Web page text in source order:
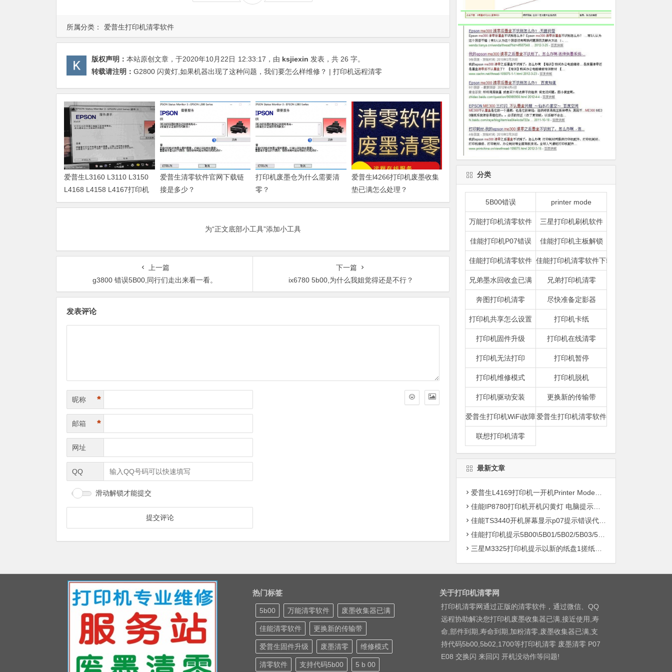
所属分类： 爱普生打印机清零软件
版权声明： 本站原创文章，于2020年10月22日 12:33:17 ，由 ksjiexin 发表，共 26 字。
转载请注明： G2800 闪黄灯,如果机器出现了这种问题，我们要怎么样维修？ | 打印机远程清零
爱普生L3160 L3110 L3150
L4168 L4158 L4167打印机
废墨清零软件
爱普生清零软件官网下载链
接是多少？
打印机废墨仓为什么需要清
零？
爱普生l4266打印机废墨收集
垫已满怎么处理？
为“正文底部小工具”添加小工具
上一篇
g3800 错误5B00,同行们走出来看一看。
下一篇
ix6780 5b00,为什么我姐觉得还是不行？
发表评论
昵称 *
邮箱 *
网址
QQ
滑动解锁才能提交
分类
5B00错误 printer mode
万能打印机清零软件 三星打印机刷机软件
佳能打印机P07错误 佳能打印机主板解锁
佳能打印机清零软件 佳能打印机清零软件下载
兄弟墨水回收盒已满 兄弟打印机清零
奔图打印机清零 尽快准备定影器
打印机共享怎么设置 打印机卡纸
打印机固件升级 打印机在线清零
打印机无法打印 打印机暂停
打印机维修模式 打印机脱机
打印机驱动安装 更换新的传输带
爱普生打印机WiFi故障爱普生打印机清零软件
联想打印机清零
最新文章
爱普生L4169打印机一开机Printer Mode故障主板维修
佳能IP8780打印机开机闪黄灯 电脑提示错误5B00快速解决方案清零
佳能TS3440开机屏幕显示p07提示错误代码5B00快速解决方案 清零
佳能打印机提示5B00\5B01/5B02/5B03/5B04/5B11/5B12/5B13/5B14/1700/1702/1703/1704
三星M3325打印机提示以新的纸盘1搓纸轮进行更换
热门标签
5b00 万能清零软件 废墨收集器已满
佳能清零软件 更换新的传输带
爱普生固件升级 废墨清零 维修模式
清零软件 支持代码5b00 5 b 00
关于打印机清零网
打印机清零网通过正版的清零软件，通过微信、QQ
远程协助解决您打印机废墨收集器已满,接近使用,寿
命,部件到期,寿命到期,加粉清零,废墨收集器已满,支
持代码5b00,5b02,1700等打印机清零 废墨清零 P07
E08 交换闪 来回闪 开机没动作等问题!